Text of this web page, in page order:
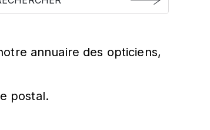
annuaire des opticiens,
postal.